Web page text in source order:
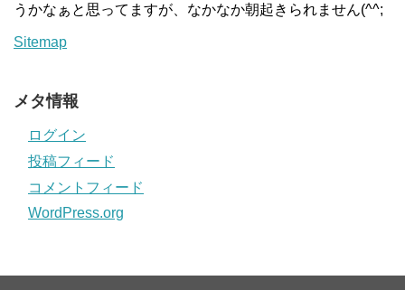
うかなぁと思ってますが、なかなか朝起きられません(^^;
Sitemap
メタ情報
ログイン
投稿フィード
コメントフィード
WordPress.org